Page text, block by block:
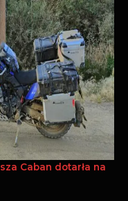
Caban dotarła na